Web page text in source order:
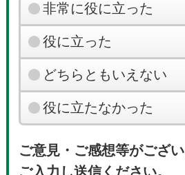
非常に役に立った
役に立った
どちらともいえない
役に立たなかった
ご意見・ご感想等がござ
ご入力し送信ください。